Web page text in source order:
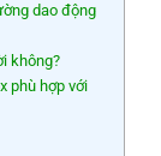
dao động
không?
phù hợp với